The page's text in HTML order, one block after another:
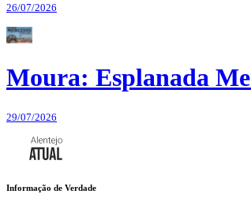
26/07/2026
Moura: Esplanada
29/07/2026
Informação de Verdade